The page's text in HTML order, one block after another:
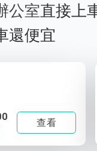
公室直接上
還便宜
查看